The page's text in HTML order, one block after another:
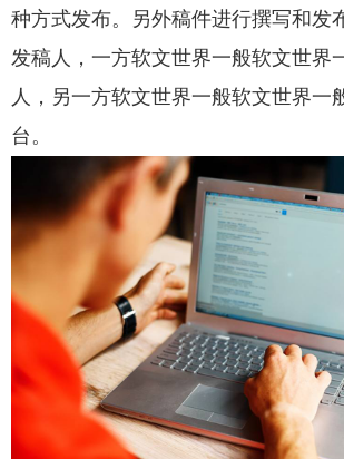
种方式发布。另外稿件进行撰写和发
发稿人，一方软文世界一般软文世界
人，另一方软文世界一般软文世界一
台。